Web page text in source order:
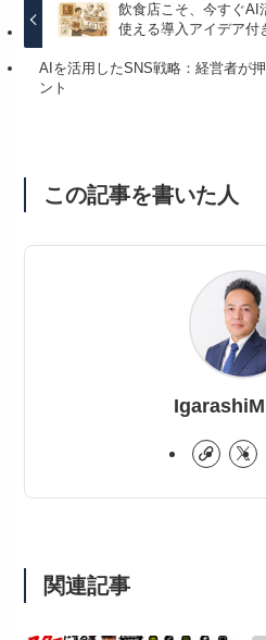
飲食店こそ、今すぐAI
使える導入アイデア付
AIを活用したSNS戦略：経営者が
ント
この記事を書いた人
関連記事